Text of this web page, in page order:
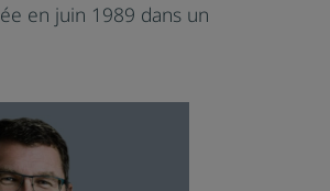
en juin 1989 dans un
45 000 pieds carrés et
Fancy Pokket est le plus
de pain pita, de bagels,